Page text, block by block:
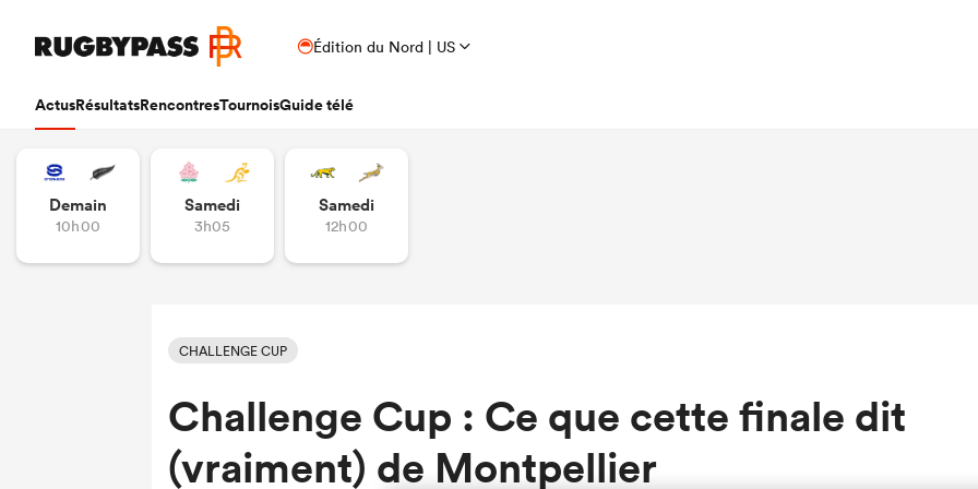
Édition du Nord | US
ActusRésultatsRencontresTournoisGuide télé
Demain
10h00
Samedi
3h05
Samedi
12h00
CHALLENGE CUP
Challenge Cup : Ce que cette finale dit
(vraiment) de Montpellier